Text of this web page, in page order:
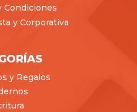
Condiciones
y Corporativa
y Regalos